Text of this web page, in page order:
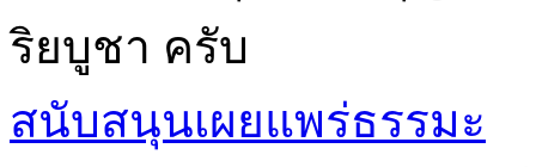
ริยบูชา ครับ
สนับสนุนเผยแพร่ธรรมะ